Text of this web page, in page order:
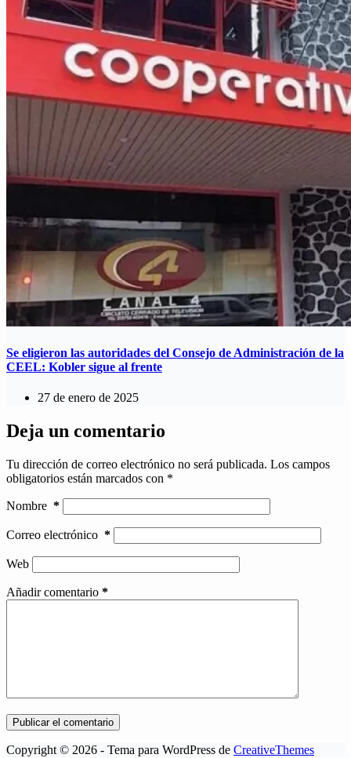
Se eligieron las autoridades del Consejo de Administración de la
CEEL: Kobler sigue al frente
27 de enero de 2025
Deja un comentario
Tu dirección de correo electrónico no será publicada. Los campos
obligatorios están marcados con *
Nombre *
Correo electrónico *
Web
Añadir comentario *
Publicar el comentario
Copyright © 2026 - Tema para WordPress de CreativeThemes